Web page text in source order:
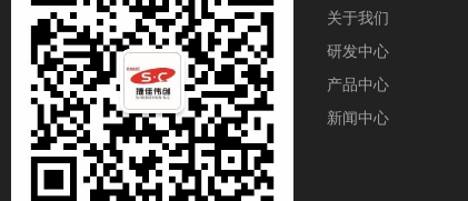
关于我们
研发中心
产品中心
新闻中心